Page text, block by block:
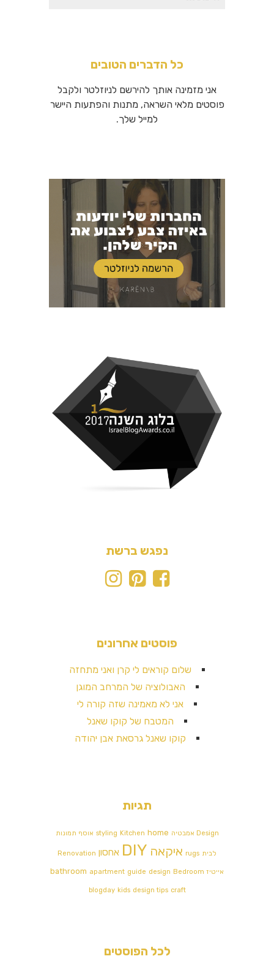
כל הדברים הטובים
אני מזמינה אותך להירשם לניוזלטר ולקבל
פוסטים מלאי השראה, מתנות והפתעות היישר
למייל שלך.
נפגש ברשת
פוסטים אחרונים
שלום קוראים לי קרן ואני מתחזה
האבולוציה של המרחב המוגן
אני לא מאמינה שזה קורה לי
המטבח של קוקו שאנל
קוקו שאנל גרסאת אבן יהודה
תגיות
Design אמבטיה styling Kitchen home אוסף תמונות
לבית rugs איקאה DIY אחסון Renovation
אייטיז bathroom apartment guide design Bedroom
blogday kids design tips craft
לכל הפוסטים